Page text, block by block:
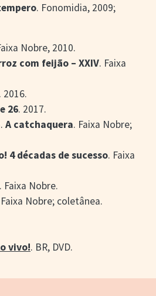
. Fonomidia, 2009;
Nobre, 2010.
com feijão – XXIV. Faixa
. 2016.
26. 2017.
A catchaquera. Faixa Nobre;
4 décadas de sucesso. Faixa
. Faixa Nobre.
Nobre; coletânea.
vivo!. BR, DVD.